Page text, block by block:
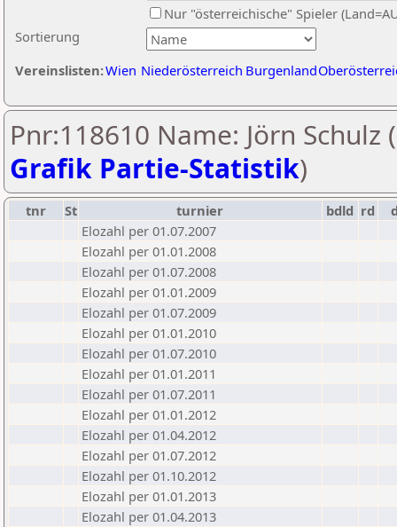
Sortierung
Nur "österreichische" Spieler
Vereinslisten:Wien Niederösterreich Burgenland
Pnr:118610 Name: Jörn Schulz (
Grafik Partie-Statistik)
tnr St turnier bdld rd
Elozahl per 01.07.2007
Elozahl per 01.01.2008
Elozahl per 01.07.2008
Elozahl per 01.01.2009
Elozahl per 01.07.2009
Elozahl per 01.01.2010
Elozahl per 01.07.2010
Elozahl per 01.01.2011
Elozahl per 01.07.2011
Elozahl per 01.01.2012
Elozahl per 01.04.2012
Elozahl per 01.07.2012
Elozahl per 01.10.2012
Elozahl per 01.01.2013
Elozahl per 01.04.2013